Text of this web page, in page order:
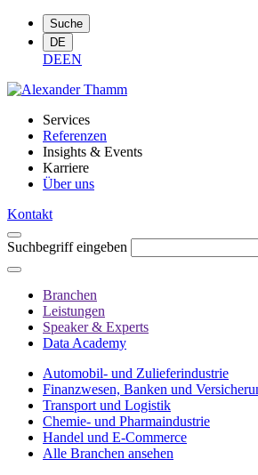
Suche
DE
DEEN
Services
Referenzen
Insights & Events
Karriere
Über uns
Kontakt
Suchbegriff eingeben
Branchen
Leistungen
Speaker & Experts
Data Academy
Automobil- und Zulieferindustrie
Finanzwesen, Banken und
Transport und Logistik
Chemie- und Pharmaindustrie
Handel und E-Commerce
Alle Branchen ansehen